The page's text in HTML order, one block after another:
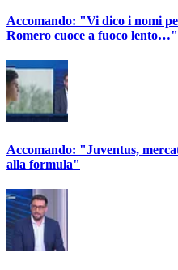
Accomando: "Vi dico i nomi
Romero cuoce a fuoco lento…"
Accomando: "Juventus,
alla formula"